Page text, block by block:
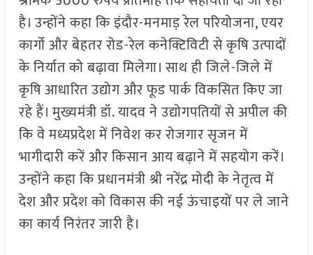
है। उन्होंने कहा कि इंदौर-मनमाड़ रेल परियोजना, एयर
कार्गो और बेहतर रोड-रेल कनेक्टिविटी से कृषि उत्पादों
के निर्यात को बढ़ावा मिलेगा। साथ ही जिले-जिले में
कृषि आधारित उद्योग और फूड पार्क विकसित किए जा
रहे हैं। मुख्यमंत्री डॉ. यादव ने उद्योगपतियों से अपील की
कि वे मध्यप्रदेश में निवेश कर रोजगार सृजन में
भागीदारी करें और किसान आय बढ़ाने में सहयोग करें।
उन्होंने कहा कि प्रधानमंत्री श्री नरेंद्र मोदी के नेतृत्व में
देश और प्रदेश को विकास की नई ऊंचाइयों पर ले जाने
का कार्य निरंतर जारी है।